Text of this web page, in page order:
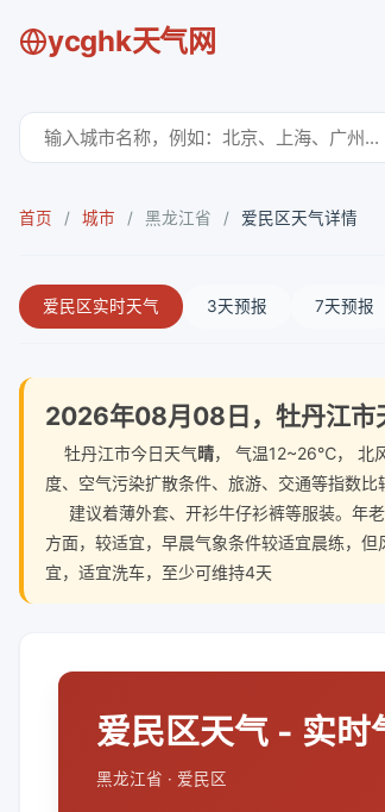
ycghk天气网
首页 / 城市 / 黑龙江省 / 爱民区天气详情
爱民区实时天气 3天预报 7天预报
2026年08月08日，牡丹江市
牡丹江市今日天气晴， 气温12~26℃， 北
度、空气污染扩散条件、旅游、交通等指数比
建议着薄外套、开衫牛仔衫裤等服装。年
方面，较适宜，早晨气象条件较适宜晨练，
宜，适宜洗车，至少可维持4天
爱民区天气 - 实时
黑龙江省 · 爱民区